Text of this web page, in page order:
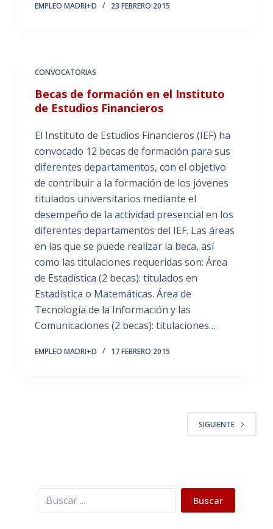
EMPLEO MADRI+D 23 FEBRERO 2015
CONVOCATORIAS
Becas de formación en el Instituto
de Estudios Financieros
El Instituto de Estudios Financieros (IEF) ha
convocado 12 becas de formación para sus
diferentes departamentos, con el objetivo
de contribuir a la formación de los jóvenes
titulados universitarios mediante el
desempeño de la actividad presencial en los
diferentes departamentos del IEF. Las áreas
en las que se puede realizar la beca, así
como las titulaciones requeridas son: Área
de Estadística (2 becas): titulados en
Estadística o Matemáticas. Área de
Tecnología de la Información y las
Comunicaciones (2 becas): titulaciones…
EMPLEO MADRI+D 17 FEBRERO 2015
SIGUIENTE
Buscar Buscar